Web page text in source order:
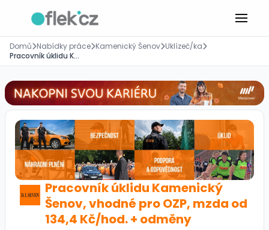
Domů Nabídky práce Kamenický Šenov Uklízeč/ka
Pracovník úklidu Kamenický Šenov, vhodné pro OZP, mzda od 134,4 Kč/hod. + odměny
Pracovník úklidu Kamenický
Šenov, vhodné pro OZP, mzda od
134,4 Kč/hod. + odměny